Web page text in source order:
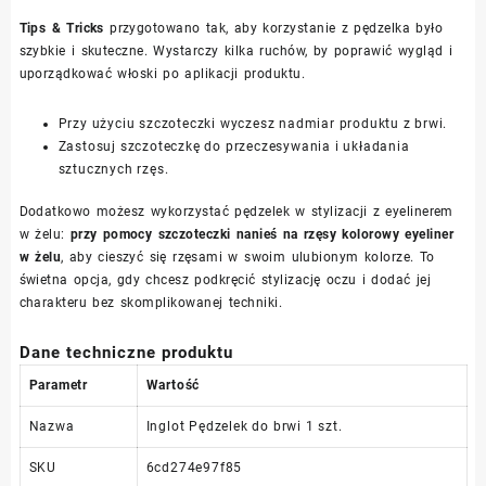
Tips & Tricks przygotowano tak, aby korzystanie z pędzelka było
szybkie i skuteczne. Wystarczy kilka ruchów, by poprawić wygląd i
uporządkować włoski po aplikacji produktu.
Przy użyciu szczoteczki wyczesz nadmiar produktu z brwi.
Zastosuj szczoteczkę do przeczesywania i układania
sztucznych rzęs.
Dodatkowo możesz wykorzystać pędzelek w stylizacji z eyelinerem
w żelu: przy pomocy szczoteczki nanieś na rzęsy kolorowy eyeliner
w żelu, aby cieszyć się rzęsami w swoim ulubionym kolorze. To
świetna opcja, gdy chcesz podkręcić stylizację oczu i dodać jej
charakteru bez skomplikowanej techniki.
Dane techniczne produktu
Parametr Wartość
Nazwa Inglot Pędzelek do brwi 1 szt.
SKU 6cd274e97f85